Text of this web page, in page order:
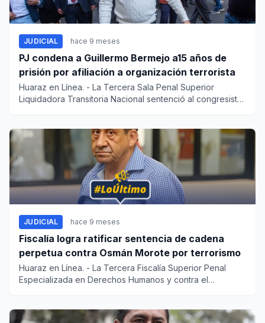
JUDICIAL hace 9 meses
PJ condena a Guillermo Bermejo a15 años de
prisión por afiliación a organización terrorista
Huaraz en Línea. - La Tercera Sala Penal Superior
Liquidadora Transitoria Nacional sentenció al congresista
JUDICIAL hace 9 meses
Fiscalía logra ratificar sentencia de cadena
perpetua contra Osmán Morote por terrorismo
Huaraz en Línea. - La Tercera Fiscalía Superior Penal
Especializada en Derechos Humanos y contra el